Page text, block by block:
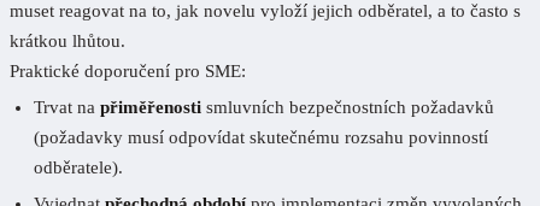
muset reagovat na to, jak novelu vyloží jejich odběratel, a to často s
krátkou lhůtou.
Praktické doporučení pro SME:
Trvat na přiměřenosti smluvních bezpečnostních požadavků
(požadavky musí odpovídat skutečnému rozsahu povinností
odběratele).